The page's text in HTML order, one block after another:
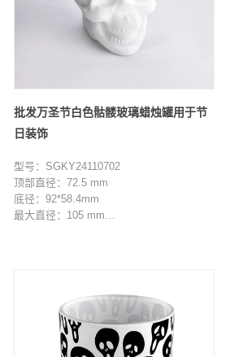
批发万圣节白色骷髅玻璃蜡烛罐用于节
日装饰
型号：SGKY24110702
顶部直径：72.5 mm
底径：92*58.4mm
最大直径：105 mm